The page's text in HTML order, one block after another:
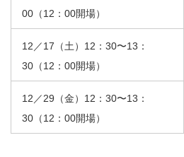
00（12：00開場）
12／17（土）12：30〜13：
30（12：00開場）
12／29（金）12：30〜13：
30（12：00開場）